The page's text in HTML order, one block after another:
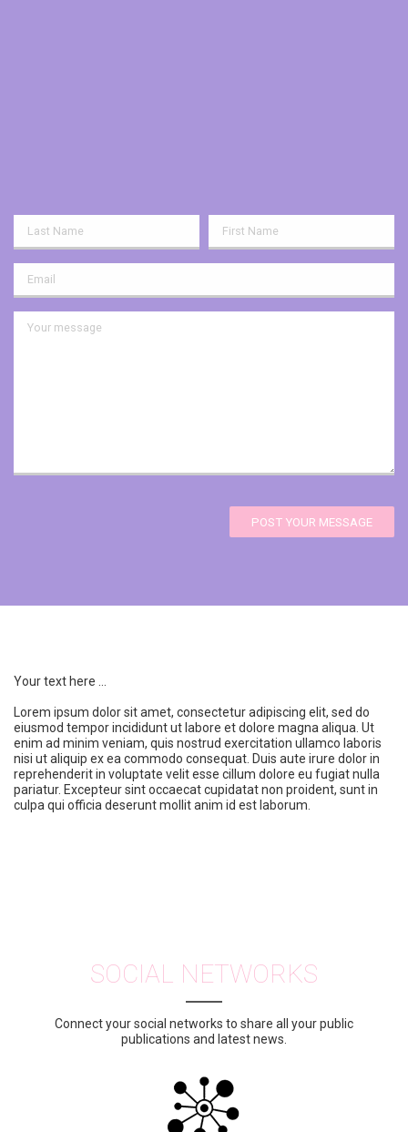
POST YOUR MESSAGE
Your text here ...
Lorem ipsum dolor sit amet, consectetur adipiscing elit, sed do
eiusmod tempor incididunt ut labore et dolore magna aliqua. Ut
enim ad minim veniam, quis nostrud exercitation ullamco laboris
nisi ut aliquip ex ea commodo consequat. Duis aute irure dolor in
reprehenderit in voluptate velit esse cillum dolore eu fugiat nulla
pariatur. Excepteur sint occaecat cupidatat non proident, sunt in
culpa qui officia deserunt mollit anim id est laborum.
SOCIAL NETWORKS
Connect your social networks to share all your public
publications and latest news.